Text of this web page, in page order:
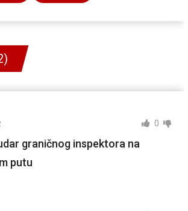
0
graničnog inspektora na
putu